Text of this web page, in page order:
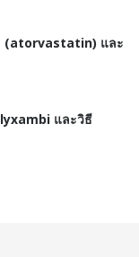
(atorvastatin) และ
และวิธี